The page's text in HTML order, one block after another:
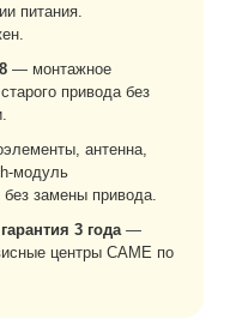
питания.
— монтажное
привода без
антенна,
модуль
замены привода.
3 года —
центры CAME по